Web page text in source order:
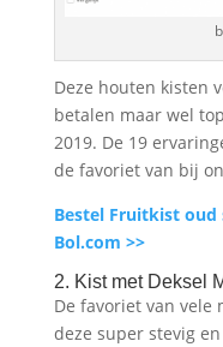
Deze houten kisten
betalen maar wel
2019. De 19
de favoriet van bij
Bestel Fruitkist oud
Bol.com >>
2. Kist met Deksel
De favoriet van vele
deze super stevig